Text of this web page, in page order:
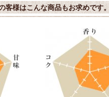
客様はこんな商品もお求めです。